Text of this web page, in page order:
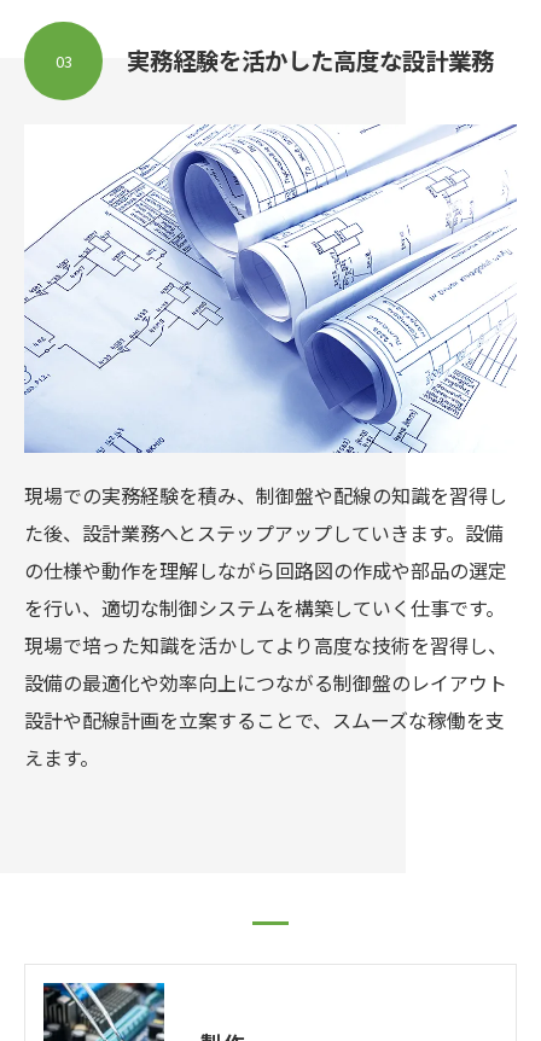
実務経験を活かした高度な設計業務
03
現場での実務経験を積み、制御盤や配線の知識を習得し
た後、設計業務へとステップアップしていきます。設備
の仕様や動作を理解しながら回路図の作成や部品の選定
を行い、適切な制御システムを構築していく仕事です。
現場で培った知識を活かしてより高度な技術を習得し、
設備の最適化や効率向上につながる制御盤のレイアウト
設計や配線計画を立案することで、スムーズな稼働を支
えます。